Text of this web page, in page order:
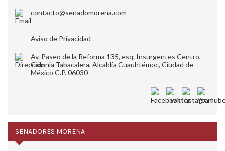
contacto@senadomorena.com
Aviso de Privacidad
Av. Paseo de la Reforma 135, esq. Insurgentes Centro,
Colonia Tabacalera, Alcaldía Cuauhtémoc, Ciudad de
México C.P. 06030
SENADORES MORENA